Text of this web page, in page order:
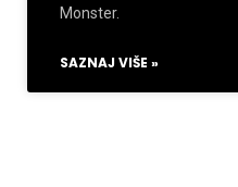
Monster.
SAZNAJ VIŠE »